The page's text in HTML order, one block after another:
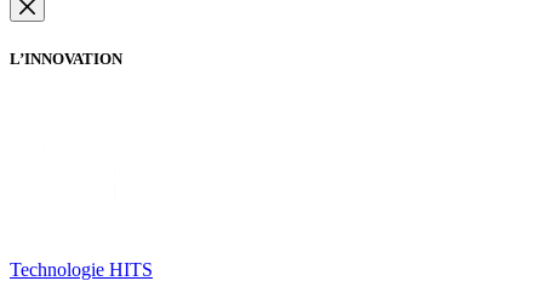
L’INNOVATION
Technologie HITS